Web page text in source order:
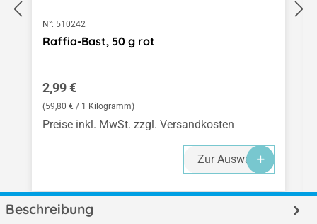
N°: 510242
Raffia-Bast, 50 g rot
Regulärer Preis:
2,99 €
(59,80 € / 1 Kilogramm)
Preise inkl. MwSt. zzgl. Versandkosten
Zur Auswahl
Beschreibung